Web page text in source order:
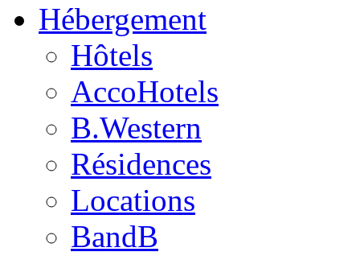
Hébergement
Hôtels
AccoHotels
B.Western
Résidences
Locations
BandB